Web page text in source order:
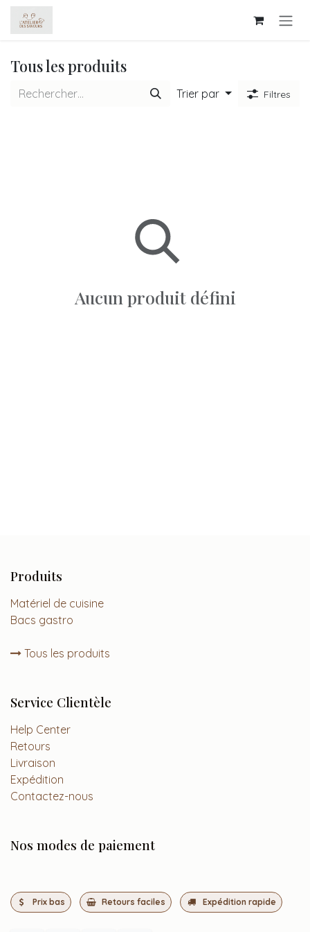
Se rendre au contenu
Tous les produits
Trier par Filtres
Aucun produit défini
Produits
Matériel de cuisine
Bacs gastro
Tous les produits
Service Clientèle
Help Center
Retours
Livraison
Expédition
Contactez-nous
Nos modes de paiement
Prix bas Retours faciles Expédition rapide